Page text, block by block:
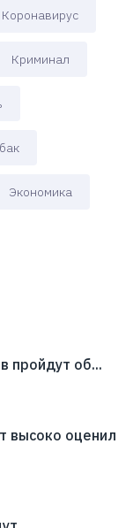
Коронавирус
Криминал
Экономика
пройдут об...
высоко оценил